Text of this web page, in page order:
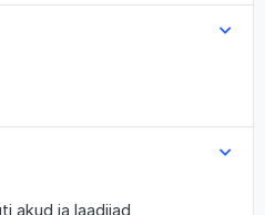
akud ja laadijad